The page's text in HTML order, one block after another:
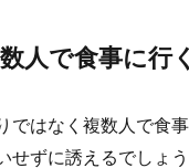
もしかして恋
人で食事に行く
ではなく複数人で食
せずに誘えるでしょう